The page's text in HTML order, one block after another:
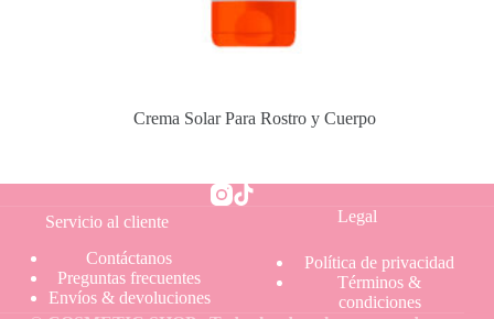
Crema Solar Para Rostro y Cuerpo
Servicio al cliente
Contáctanos
Preguntas frecuentes
Envíos & devoluciones
Legal
Política de privacidad
Términos &
condiciones